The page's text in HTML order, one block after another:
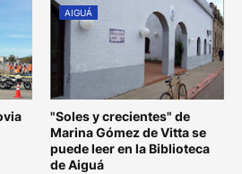
AIGUÁ
"Soles y crecientes" de
Marina Gómez de Vitta se
puede leer en la Biblioteca
de Aiguá